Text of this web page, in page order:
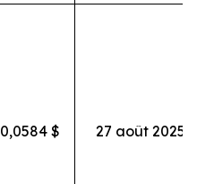
0,0584 $ 27 août 2025